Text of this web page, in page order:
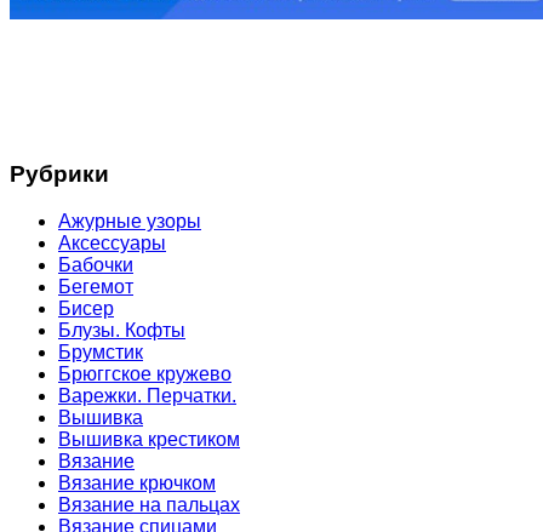
Рубрики
Ажурные узоры
Аксессуары
Бабочки
Бегемот
Бисер
Блузы. Кофты
Брумстик
Брюггское кружево
Варежки. Перчатки.
Вышивка
Вышивка крестиком
Вязание
Вязание крючком
Вязание на пальцах
Вязание спицами